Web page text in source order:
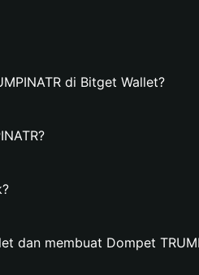
di Bitget Wallet?
dan membuat Dompet